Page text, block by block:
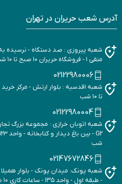
آدرس شعب حریران در تهران
شعبه پیروزی : صد دستکاه - نرسیده به
منفی ۱ - فروشگاه حریران ۱۰ صبح تا ۱۰ شب
02122980006
تا ۱۰ شب
02122980004
شعبه اتوبان خرازی : مجموعه بزرگ
شب
02147672846
شعبه پونک: میدان پونک - بلوار همیلا
- طبقه اول - واحد ۱۳۵ - ساعات کاری ۱۰ صبح تا ۱۰ شب